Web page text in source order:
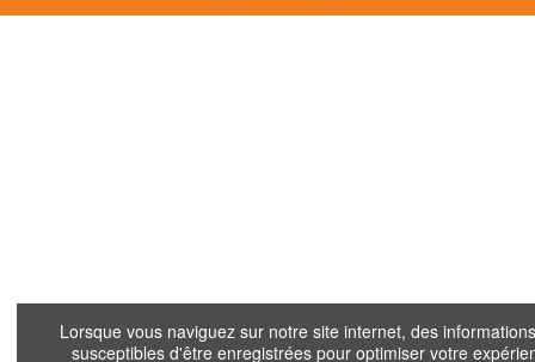
Lorsque vous naviguez sur notre site internet, des
susceptibles d'être enregistrées pour optimiser votre